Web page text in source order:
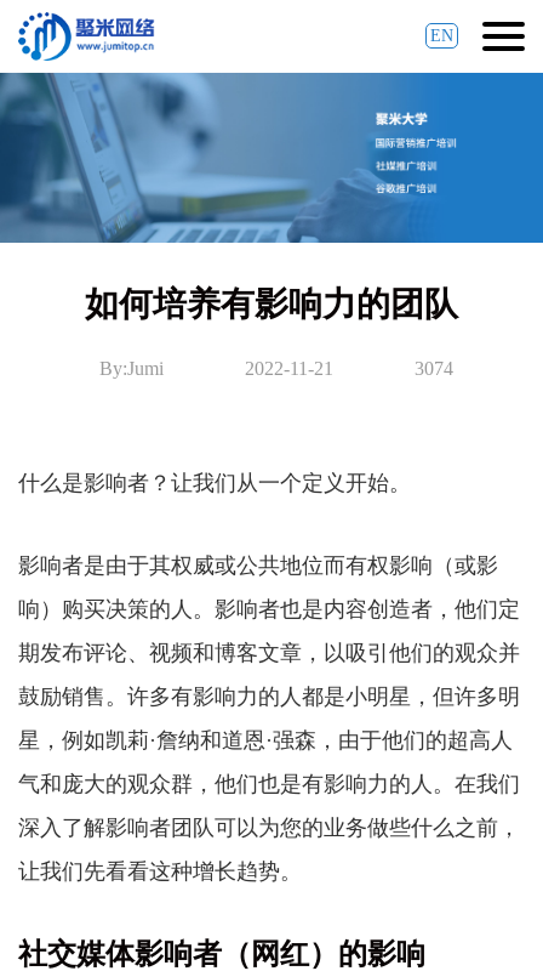
EN
如何培养有影响力的团队
By:Jumi 2022-11-21 3074
什么是影响者？让我们从一个定义开始。
影响者是由于其权威或公共地位而有权影响（或影
响）购买决策的人。影响者也是内容创造者，他们定
期发布评论、视频和博客文章，以吸引他们的观众并
鼓励销售。许多有影响力的人都是小明星，但许多明
星，例如凯莉·詹纳和道恩·强森，由于他们的超高人
气和庞大的观众群，他们也是有影响力的人。在我们
深入了解影响者团队可以为您的业务做些什么之前，
让我们先看看这种增长趋势。
社交媒体影响者（网红）的影响